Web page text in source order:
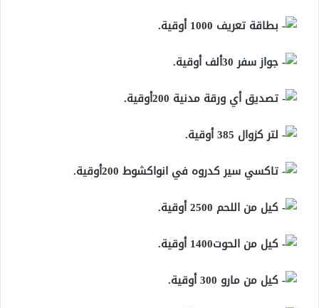
بطاقة تعريف 1000 أوقية.
جواز سفر 30ألف أوقية.
تصديق أي ورقة مدنية 200أوقية.
لتر كزوال 385 أوقية.
تاكسي سير كدروه في انواكشوط 200أوقية.
كيل من اللحم 2500 أوقية.
كيل من الحوت1400 أوقية.
كيل من مارو 300 أوقية.